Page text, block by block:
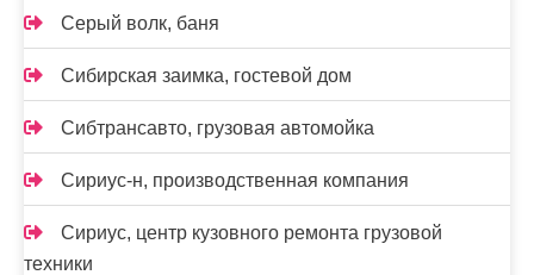
Серый волк, баня
Сибирская заимка, гостевой дом
Сибтрансавто, грузовая автомойка
Сириус-н, производственная компания
Сириус, центр кузовного ремонта грузовой
техники